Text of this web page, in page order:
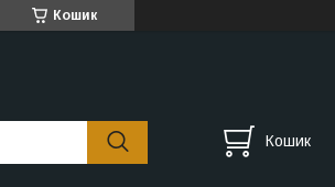
Кошик
Кошик